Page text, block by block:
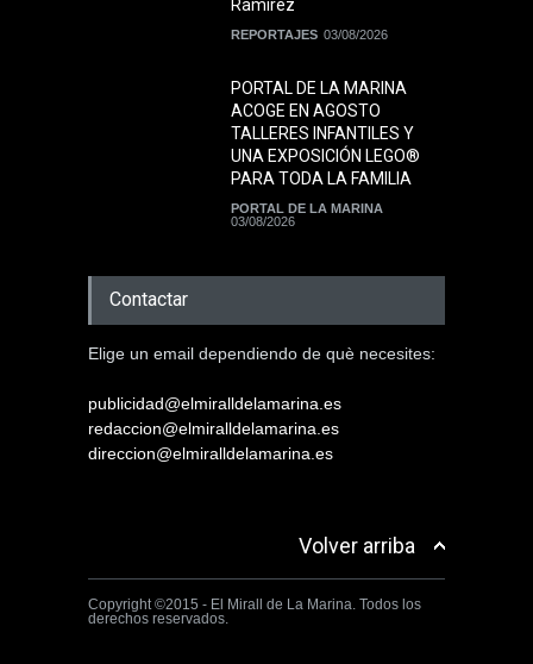
Ramírez
REPORTAJES 03/08/2026
PORTAL DE LA MARINA
ACOGE EN AGOSTO
TALLERES INFANTILES Y
UNA EXPOSICIÓN LEGO®
PARA TODA LA FAMILIA
PORTAL DE LA MARINA
03/08/2026
Contactar
Elige un email dependiendo de què necesites:
publicidad@elmiralldelamarina.es
redaccion@elmiralldelamarina.es
direccion@elmiralldelamarina.es
Volver arriba
Copyright ©2015 - El Mirall de La Marina. Todos los
derechos reservados.